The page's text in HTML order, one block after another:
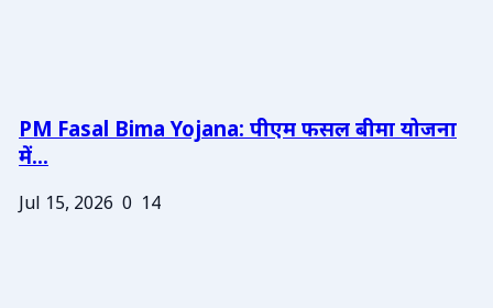
PM Fasal Bima Yojana: पीएम फसल बीमा योजना
में...
Jul 15, 2026 0 14